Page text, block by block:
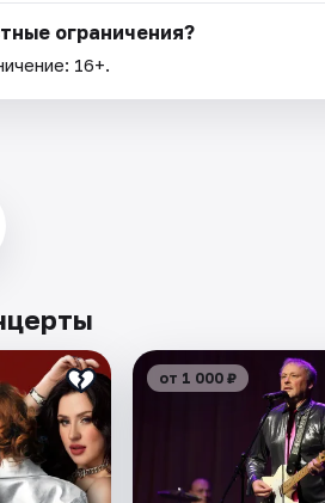
ограничения?
16+.
от 1 000 ₽